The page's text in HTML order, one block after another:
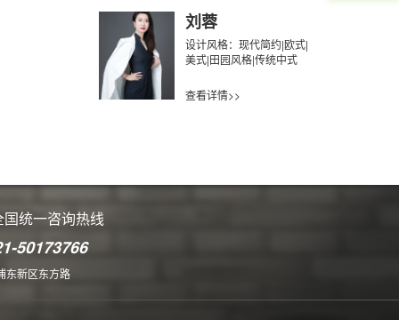
刘蓉
设计风格：现代简约|欧式|
美式|田园风格|传统中式
查看详情>>
国统一咨询热线
50173766
东新区东方路